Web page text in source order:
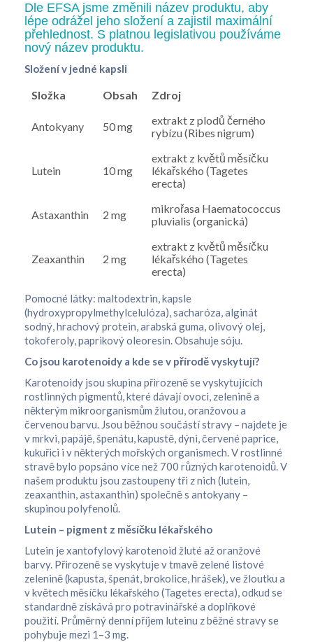
Dle EFSA jsme změnili název produktu, aby
lépe odrážel jeho složení a zajistil maximální
přehlednost. S platnou legislativou používáme
nový název produktu.
Složení v jedné kapsli
Složka Obsah Zdroj
Antokyany 50 mg
extrakt z plodů černého
rybízu (Ribes nigrum)
Lutein 10 mg
extrakt z květů měsíčku
lékařského (Tagetes
erecta)
Astaxanthin 2 mg
mikrořasa Haematococcus
pluvialis (organická)
Zeaxanthin 2 mg
extrakt z květů měsíčku
lékařského (Tagetes
erecta)
Pomocné látky: maltodextrin, kapsle
(hydroxypropylmethylcelulóza), sacharóza, alginát
sodný, hrachový protein, arabská guma, olivový olej,
tokoferoly, paprikový oleoresin. Obsahuje sóju.
Co jsou karotenoidy a kde se v přírodě vyskytují?
Karotenoidy jsou skupina přirozeně se vyskytujících
rostlinných pigmentů, které dávají ovoci, zelenině a
některým mikroorganismům žlutou, oranžovou a
červenou barvu. Jsou běžnou součástí stravy – najdete je
v mrkvi, papájě, špenátu, kapustě, dýni, červené paprice,
kukuřici i v některých mořských organismech. V rostlinné
stravě bylo popsáno více než 700 různých karotenoidů. V
našem produktu jsou zastoupeny tři z nich (lutein,
zeaxanthin, astaxanthin) společně s antokyany –
skupinou polyfenolů.
Lutein – pigment z měsíčku lékařského
Lutein je xantofylový karotenoid žluté až oranžové
barvy. Přirozeně se vyskytuje v tmavě zelené listové
zelenině (kapusta, špenát, brokolice, hrášek), ve žloutku a
v květech měsíčku lékařského (Tagetes erecta), odkud se
standardně získává pro potravinářské a doplňkové
použití. Průměrný denní příjem luteinu z běžné stravy se
pohybuje mezi 1–3 mg.